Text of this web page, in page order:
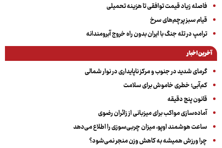
فاصله زیاد قیمت توافقی تا هزینه تحمیلی
قیام سبز پرچم‌های سرخ
ترامپ در تله جنگ با ایران بدون راه خروج آبرومندانه
آخرین اخبار
گرمای شدید در جنوب و مرکز ناپایداری در نوار شمالی
کم‌آبی؛ خطری خاموش برای سلامت
قانون پنج دقیقه
آماده‌سازی مواکب برای میزبانی از زائران رضوی
ساعت هوشمند اوپو، میزان چربی‌سوزی را اطلاع می‌دهد
چرا ورزش همیشه به کاهش وزن منجر نمی‌شود؟